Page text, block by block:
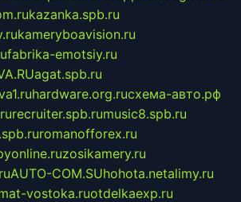
kazanka.spb.ru
kameryboavision.ru
fabrika-emotsiy.ru
agat.spb.ru
hardware.org.ruсхема-авто.рф
recruiter.spb.rumusic8.spb.ru
romanofforex.ru
zosikamery.ru
AUTO-COM.SUhohota.netalimy.ru
vostoka.ruotdelkaexp.ru